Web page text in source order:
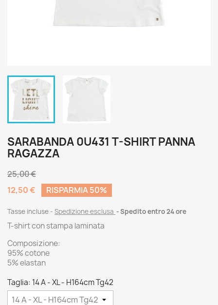
SARABANDA 0U431 T-SHIRT PANNA
RAGAZZA
25,00 €
12,50 €
RISPARMIA 50%
Tasse incluse Spedizione esclusa Spedito entro 24 ore
T-shirt con stampa laminata
Composizione:
95% cotone
5% elastan
Taglia: 14 A - XL - H164cm Tg42